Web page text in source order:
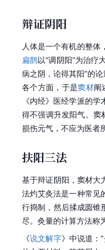
辩证阴阳
人体是一个有机的整体
扁鹊以“调阴阳”为治疗
病之阴，论得其阳”的
各个方面，于是窦材阐
《内经》医经学派的
得不强调升发阳气。窦
损伤元气，不应为医者
扶阳三法
基于辩证阴阳，窦材大
法灼艾灸法是一种常见
行捣制，然后揉成圆锥
尽。灸量的计算方法称
《说文解字》中说道：